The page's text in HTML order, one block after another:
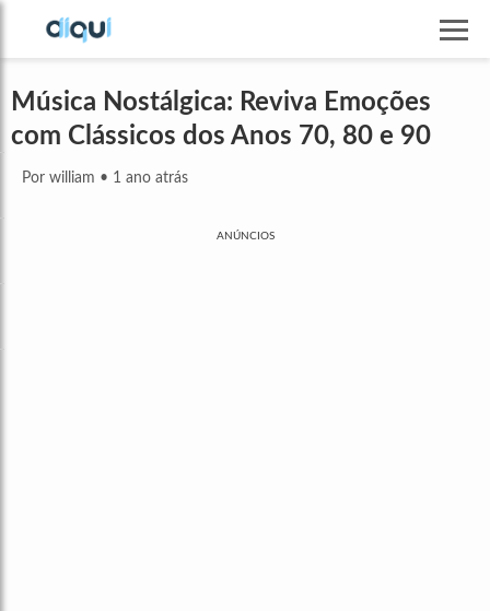
Música Nostálgica: Reviva Emoções
com Clássicos dos Anos 70, 80 e 90
Por william • 1 ano atrás
ANÚNCIOS